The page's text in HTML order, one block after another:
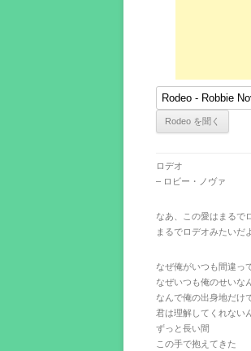
ロデオ
– ロビー・ノヴァ
なあ、この愛はまるで
まるでロデオみたいだ
なぜ俺がいつも間違っ
なぜいつも俺のせいな
なんで俺の出身地だけ
君は理解してくれない
ずっと長い間
この手で抱えてきた